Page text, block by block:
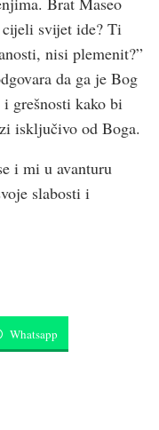
svijet ide? Ti
nisi plemenit?”
da ga je Bog
i grešnosti kako bi
isključivo od Boga.
i mi u avanturu
slabosti i
Whatsapp